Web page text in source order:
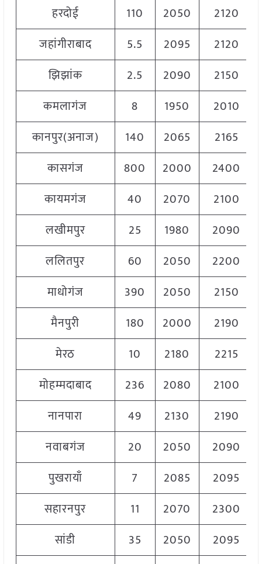
हरदोई
110 2050 2120
जहांगीराबाद
5.5 2095
2120
झिझांक
2.5 2090 2150
कमलागंज
8 1950 2010
कानपुर(अनाज)
140 2065
2165
कासगंज
800 2000 2400
कायमगंज
40 2070 2100
लखीमपुर
25 1980 2090
ललितपुर
60 2050
2200
माधोगंज
390 2050 2150
मैनपुरी
180 2000 2190
मेरठ
10 2180 2215
मोहम्मदाबाद
236 2080 2100
नानपारा
49 2130
2190
नवाबगंज
20 2050 2090
पुखरायाँ
7 2085 2095
सहारनपुर
11 2070 2300
सांडी
35 2050 2095